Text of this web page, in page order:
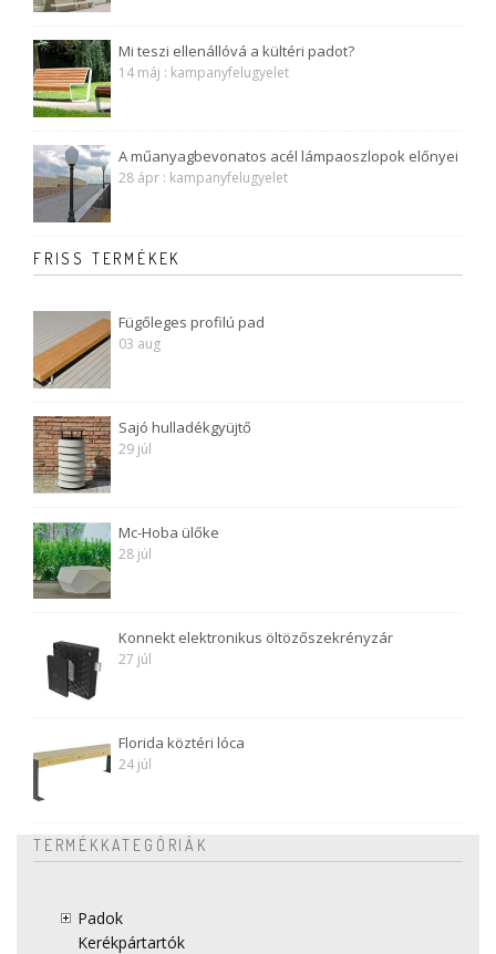
Mi teszi ellenállóvá a kültéri padot?
14 máj : kampanyfelugyelet
A műanyagbevonatos acél lámpaoszlopok előnyei
28 ápr : kampanyfelugyelet
FRISS TERMÉKEK
Fügőleges profilú pad
03 aug
Sajó hulladékgyüjtő
29 júl
Mc-Hoba ülőke
28 júl
Konnekt elektronikus öltözőszekrényzár
27 júl
Florida köztéri lóca
24 júl
TERMÉKKATEGÓRIÁK
Padok
Kerékpártartók